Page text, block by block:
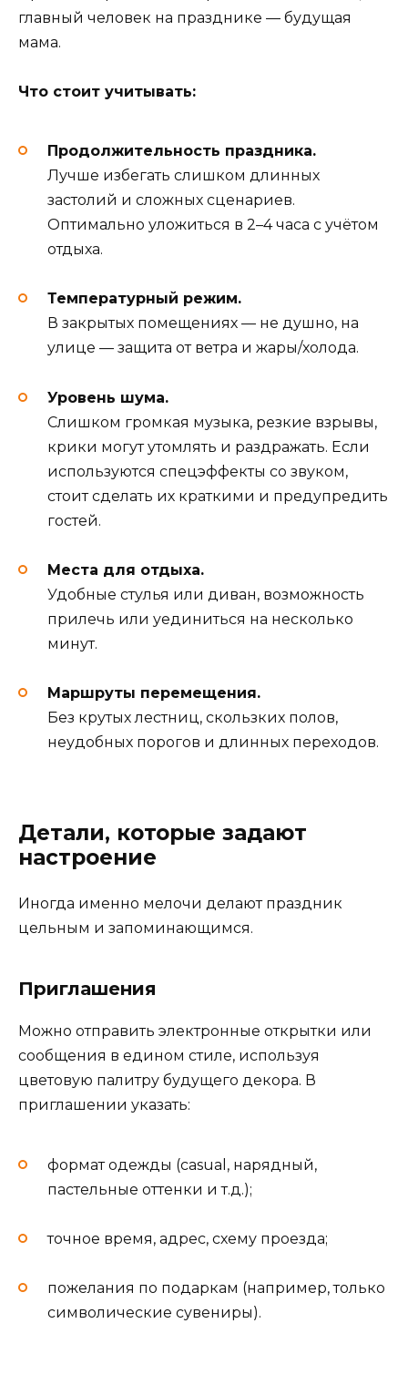
главный человек на празднике — будущая
мама.
Что стоит учитывать:
Продолжительность праздника.
Лучше избегать слишком длинных
застолий и сложных сценариев.
Оптимально уложиться в 2–4 часа с учётом
отдыха.
Температурный режим.
В закрытых помещениях — не душно, на
улице — защита от ветра и жары/холода.
Уровень шума.
Слишком громкая музыка, резкие взрывы,
крики могут утомлять и раздражать. Если
используются спецэффекты со звуком,
стоит сделать их краткими и предупредить
гостей.
Места для отдыха.
Удобные стулья или диван, возможность
прилечь или уединиться на несколько
минут.
Маршруты перемещения.
Без крутых лестниц, скользких полов,
неудобных порогов и длинных переходов.
Детали, которые задают
настроение
Иногда именно мелочи делают праздник
цельным и запоминающимся.
Приглашения
Можно отправить электронные открытки или
сообщения в едином стиле, используя
цветовую палитру будущего декора. В
приглашении указать:
формат одежды (casual, нарядный,
пастельные оттенки и т.д.);
точное время, адрес, схему проезда;
пожелания по подаркам (например, только
символические сувениры).